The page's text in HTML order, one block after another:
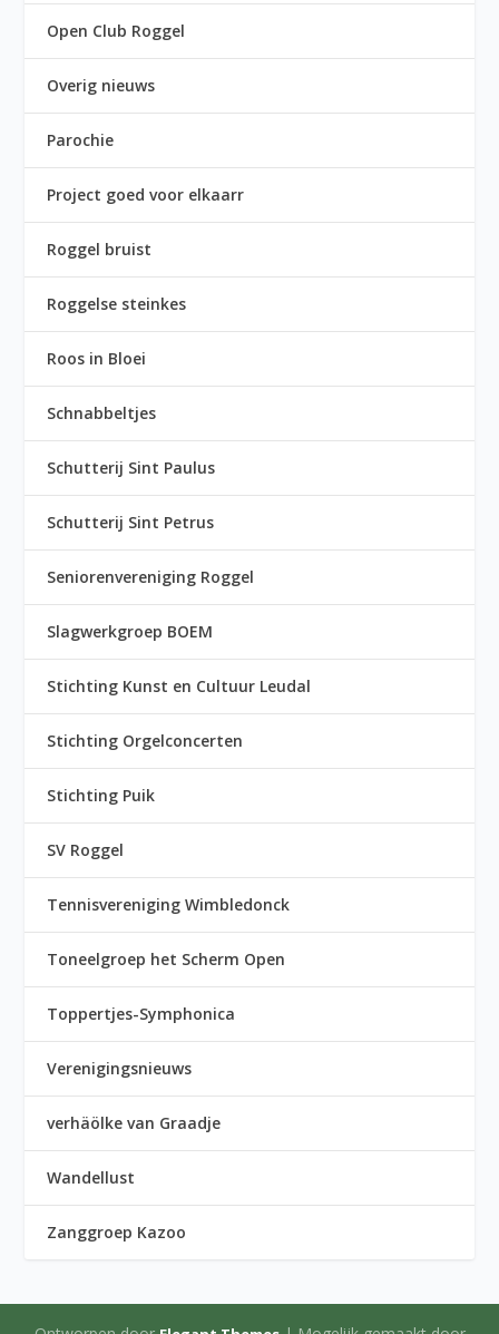
Open Club Roggel
Overig nieuws
Parochie
Project goed voor elkaarr
Roggel bruist
Roggelse steinkes
Roos in Bloei
Schnabbeltjes
Schutterij Sint Paulus
Schutterij Sint Petrus
Seniorenvereniging Roggel
Slagwerkgroep BOEM
Stichting Kunst en Cultuur Leudal
Stichting Orgelconcerten
Stichting Puik
SV Roggel
Tennisvereniging Wimbledonck
Toneelgroep het Scherm Open
Toppertjes-Symphonica
Verenigingsnieuws
verhäölke van Graadje
Wandellust
Zanggroep Kazoo